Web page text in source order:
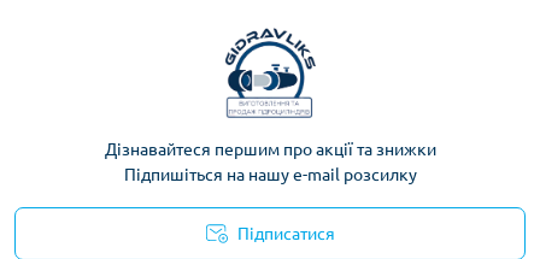
Дізнавайтеся першим про акції та знижки
Підпишіться на нашу e-mail розсилку
Підписатися